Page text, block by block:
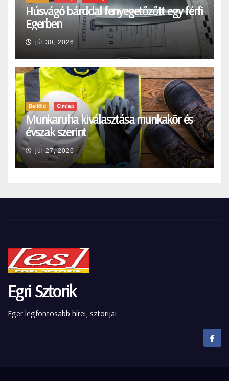
Húsvágó bárddal fenyegetőzőtt egy férfi
Egerben
júl 30, 2026
Belföld Címlap
Munkaruha kiválasztása munkakör és
évszak szerint
júl 27, 2026
Egri Sztorik
Eger legfontosabb hírei, sztorijai